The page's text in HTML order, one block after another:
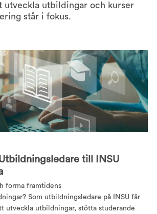
utveckla utbildingar och kurser
står i fokus.
till INSU
forma framtidens
Som utbildningsledare på INSU får
utveckla utbildningar, stötta studerande